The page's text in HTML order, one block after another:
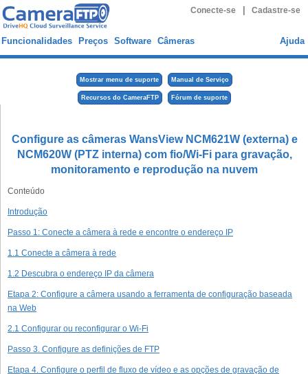
Conecte-se Cadastre-se
Funcionalidades Preços Software Câmeras Ajuda
Mostrar menu de suporte Manual de Serviço
Recursos do CameraFTP Fórum de suporte
Configure as câmeras WansView NCM621W (externa) e
NCM620W (PTZ interna) com fio/Wi-Fi para gravação,
monitoramento e reprodução na nuvem
Conteúdo
Introdução
Passo 1: Conecte a câmera à rede e encontre o endereço IP
1.1 Conecte a câmera à rede
1.2 Descubra o endereço IP da câmera
Etapa 2: Configure a câmera usando a ferramenta de configuração baseada
na Web
2.1 Configurar ou reconfigurar o Wi-Fi
Passo 3. Configure as definições de FTP
Etapa 4. Configure o perfil de fluxo de vídeo e as opções de gravação de